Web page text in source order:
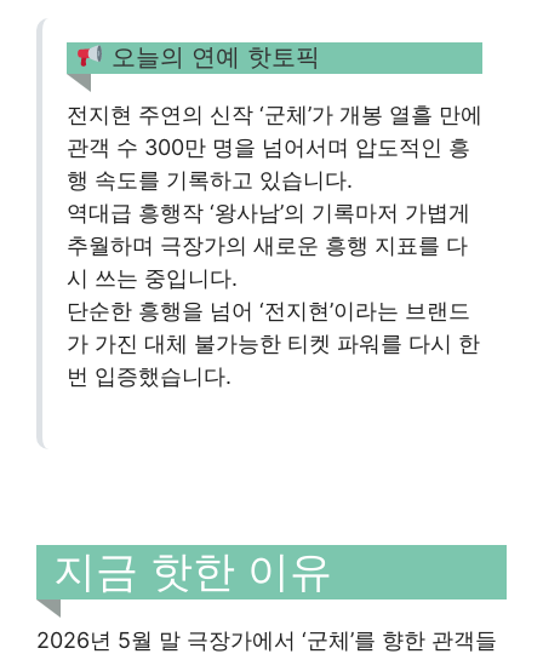
오늘의 연예 핫토픽
전지현 주연의 신작 ‘군체’가 개봉 열흘 만에
관객 수 300만 명을 넘어서며 압도적인 흥
행 속도를 기록하고 있습니다.
역대급 흥행작 ‘왕사남’의 기록마저 가볍게
추월하며 극장가의 새로운 흥행 지표를 다
시 쓰는 중입니다.
단순한 흥행을 넘어 ‘전지현’이라는 브랜드
가 가진 대체 불가능한 티켓 파워를 다시 한
번 입증했습니다.
지금 핫한 이유
2026년 5월 말 극장가에서 ‘군체’를 향한 관객들